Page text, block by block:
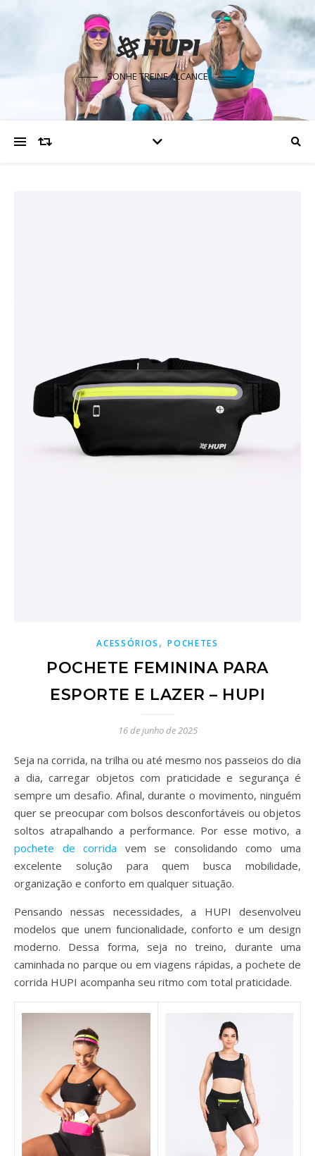
SONHE TREINE ALCANCE
ACESSÓRIOS ,POCHETES
POCHETE FEMININA PARA
ESPORTE E LAZER – HUPI
16 de junho de 2025
Seja na corrida, na trilha ou até mesmo nos passeios do dia
a dia, carregar objetos com praticidade e segurança é
sempre um desafio. Afinal, durante o movimento, ninguém
quer se preocupar com bolsos desconfortáveis ou objetos
soltos atrapalhando a performance. Por esse motivo, a
pochete de corrida vem se consolidando como uma
excelente solução para quem busca mobilidade,
organização e conforto em qualquer situação.
Pensando nessas necessidades, a HUPI desenvolveu
modelos que unem funcionalidade, conforto e um design
moderno. Dessa forma, seja no treino, durante uma
caminhada no parque ou em viagens rápidas, a pochete de
corrida HUPI acompanha seu ritmo com total praticidade.